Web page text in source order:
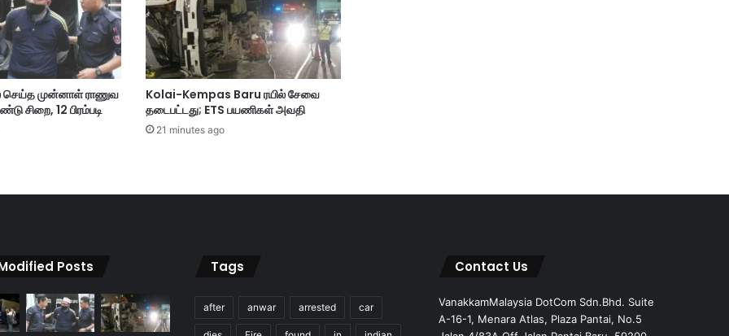
மு
றை
யா
ன
ஆ
வ
ண
ல்
4
ளி
நா
முன்னாள் ராணுவ
சிறை, 12 பிரம்படி
Kolai-Kempas Baru ரயில் சேவை
தடைபட்டது; ETS பயணிகள் அவதி
21 minutes ago
Posts Tags
after anwar arrested car
Contact Us
VanakkamMalaysia DotCom Sdn.Bhd. Suite
A-16-1, Menara Atlas, Plaza Pantai, No.5